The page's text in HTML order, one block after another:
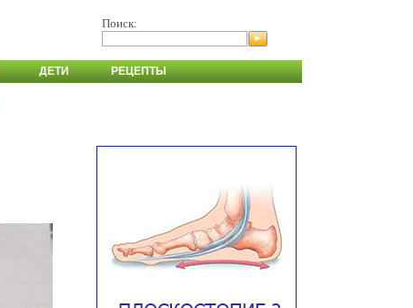
Поиск:
ДЕТИ РЕЦЕПТЫ